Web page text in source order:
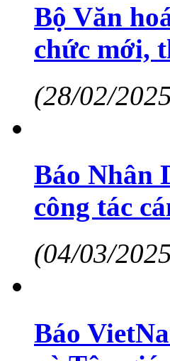
Bộ Văn
chức mới,
(28/02/
Báo Nhân
công tác
(04/03/
Báo